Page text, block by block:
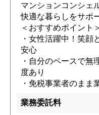
マンションコンシェ
快適な暮らしをサポ
＜おすすめポイント＞
・女性活躍中！笑顔
安心
・自分のペースで
度あり
・免税事業者のまま
業務委託料